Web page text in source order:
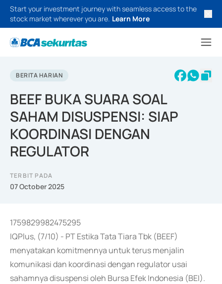
Start your investment journey with seamless access to the
stock market wherever you are. Learn More
BERITA HARIAN
BEEF BUKA SUARA SOAL
SAHAM DISUSPENSI: SIAP
KOORDINASI DENGAN
REGULATOR
TERBIT PADA
07 October 2025
1759829982475295
IQPlus, (7/10) - PT Estika Tata Tiara Tbk (BEEF)
menyatakan komitmennya untuk terus menjalin
komunikasi dan koordinasi dengan regulator usai
sahamnya disuspensi oleh Bursa Efek Indonesia (BEI).